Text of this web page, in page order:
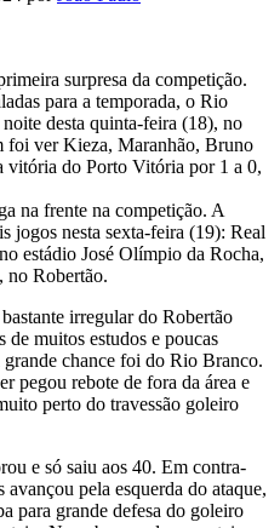
surpresa da competição.
para a temporada, o Rio
desta quinta-feira (18), no
foi ver Kieza, Maranhão, Bruno
vitória do Porto Vitória por 1 a 0,
na frente na competição. A
jogos nesta sexta-feira (19): Real
estádio José Olímpio da Rocha,
no Robertão.
irregular do Robertão
muitos estudos e poucas
chance foi do Rio Branco.
pegou rebote de fora da área e
perto do travessão goleiro
e só saiu aos 40. Em contra-
pela esquerda do ataque,
para grande defesa do goleiro